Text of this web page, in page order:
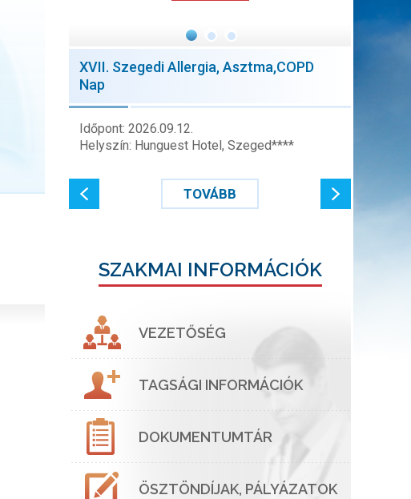
XVII. Szegedi Allergia, Asztma,COPD
Nap
Időpont: 2026.09.12.
Helyszín: Hunguest Hotel, Szeged****
TOVÁBB
SZAKMAI INFORMÁCIÓK
VEZETŐSÉG
TAGSÁGI INFORMÁCIÓK
DOKUMENTUMTÁR
ÖSZTÖNDÍJAK, PÁLYÁZATOK